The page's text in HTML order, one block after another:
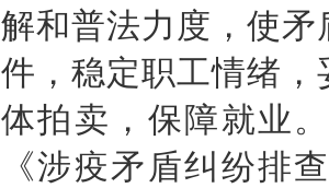
解和普法力度，使
件，稳定职工情绪
体拍卖，保障就业
《涉疫矛盾纠纷排